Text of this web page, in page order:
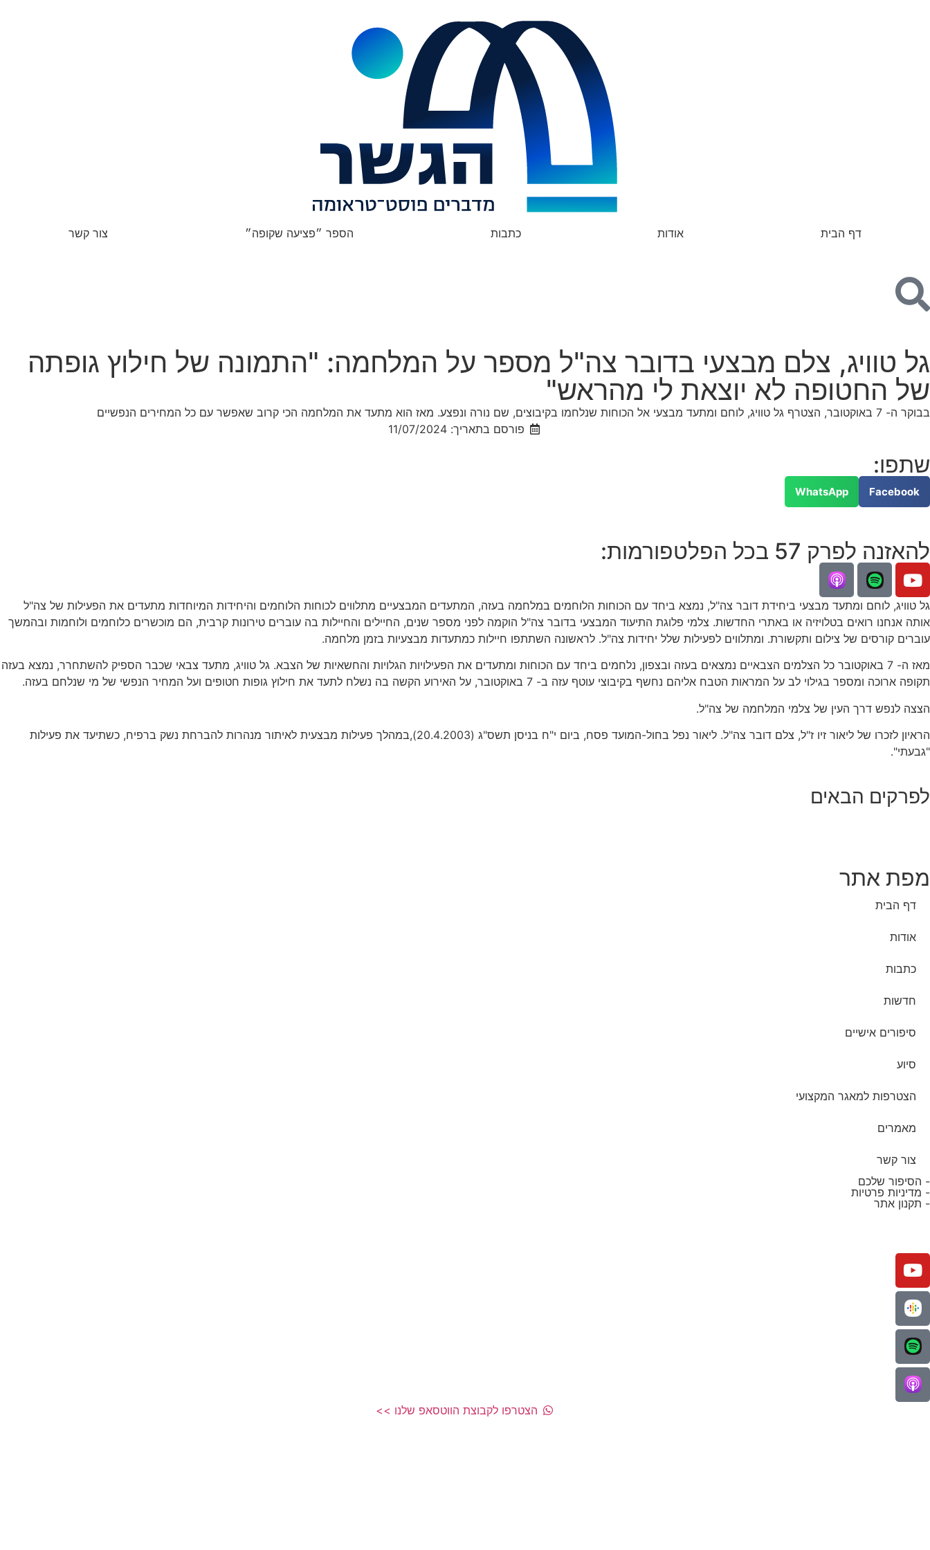
דף הבית אודות כתבות הספר ״פציעה שקופה״ צור קשר
גל טוויג, צלם מבצעי בדובר צה"ל מספר על המלחמה: "התמונה של חילוץ גופתה
של החטופה לא יוצאת לי מהראש"
בבוקר ה- 7 באוקטובר, הצטרף גל טוויג, לוחם ומתעד מבצעי אל הכוחות שנלחמו בקיבוצים, שם נורה ונפצע. מאז הוא מתעד את המלחמה הכי קרוב שאפשר עם כל המחירים הנפשיים
פורסם בתאריך: 11/07/2024
שתפו:
Facebook
WhatsApp
להאזנה לפרק 57 בכל הפלטפורמות:
גל טוויג, לוחם ומתעד מבצעי ביחידת דובר צה"ל, נמצא ביחד עם הכוחות הלוחמים במלחמה בעזה, המתעדים המבצעיים מתלווים לכוחות הלוחמים והיחידות המיוחדות מתעדים את הפעילות של צה"ל
אותה אנחנו רואים בטלויזיה או באתרי החדשות. צלמי פלוגת התיעוד המבצעי בדובר צה"ל הוקמה לפני מספר שנים, החיילים והחיילות בה עוברים טירונות קרבית, הם מוכשרים כלוחמים ולוחמות ובהמשך
עוברים קורסים של צילום ותקשורת. ומתלווים לפעילות שלל יחידות צה"ל. לראשונה השתתפו חיילות כמתעדות מבצעיות בזמן מלחמה.
מאז ה- 7 באוקטובר כל הצלמים הצבאיים נמצאים בעזה ובצפון, נלחמים ביחד עם הכוחות ומתעדים את הפעילויות הגלויות והחשאיות של הצבא. גל טוויג, מתעד צבאי שכבר הספיק להשתחרר, נמצא בעזה
תקופה ארוכה ומספר בגילוי לב על המראות הטבח אליהם נחשף בקיבוצי עוטף עזה ב- 7 באוקטובר, על האירוע הקשה בה נשלח לתעד את חילוץ גופות חטופים ועל המחיר הנפשי של מי שנלחם בעזה.
הצצה לנפש דרך העין של צלמי המלחמה של צה"ל.
הראיון לזכרו של ליאור זיו ז"ל, צלם דובר צה"ל. ליאור נפל בחול-המועד פסח, ביום י"ח בניסן תשס"ג (20.4.2003),במהלך פעילות מבצעית לאיתור מנהרות להברחת נשק ברפיח, כשתיעד את פעילות
"גבעתי".
לפרקים הבאים
מפת אתר
דף הבית
אודות
כתבות
חדשות
סיפורים אישיים
סיוע
הצטרפות למאגר המקצועי
מאמרים
צור קשר
- הסיפור שלכם
- מדיניות פרטיות
- תקנון אתר
הצטרפו לקבוצת הווטסאפ שלנו >>